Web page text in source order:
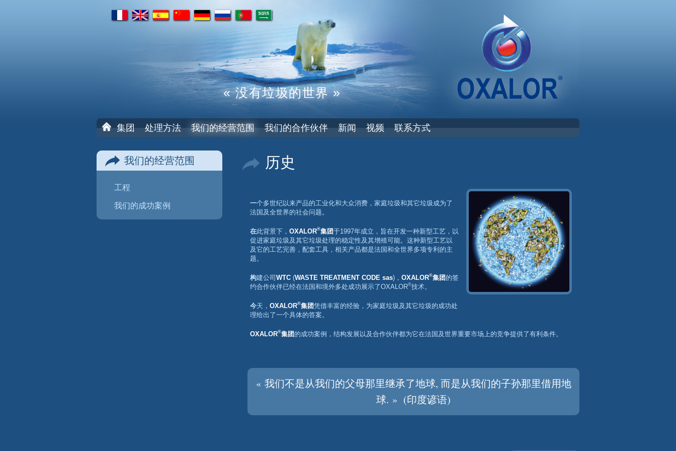
fr en es cn de ru pt ar
« 没有垃圾的世界 »
首 集团 处理方法 我们的经营范围 我们的合作伙伴 新闻 视频 联系方式
我们的经营范围
工程
我们的成功案例
历史
一个多世纪以来产品的工业化和大众消费，家庭垃圾和其它垃圾成为了
法国及全世界的社会问题。
在此背景下， OXALOR®集团于1997年成立，旨在开发一种新型工艺，以
促进家庭垃圾及其它垃圾处理的稳定性及其增殖可能。这种新型工艺以
及它的工艺完善，配套工具，相关产品都是法国和全世界多项专利的主
题。
构建公司 WTC (WASTE TREATMENT CODE sas)， OXALOR®集团 的签
约合作伙伴已经在法国和境外多处成功展示了OXALOR®技术。
今天， OXALOR®集团凭借丰富的经验，为家庭垃圾及其它垃圾的成功处
理给出了一个具体的答案。
OXALOR®集团 的成功案例，结构发展以及合作伙伴都为它在法国及世界重要市场上的竞争提供了有利条件。
« 我们不是从我们的父母那里继承了地球, 而是从我们的子孙那里借用地
球. » (印度谚语)